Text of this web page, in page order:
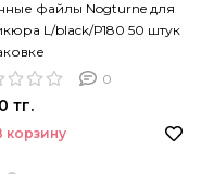
файлы Nogturne для
L/black/Р180 50 штук
0
тг.
корзину